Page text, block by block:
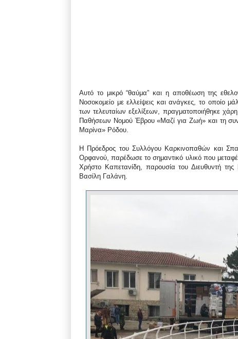
Αυτό το μικρό “θαύμα” και η αποθέωση της
Νοσοκομείο με ελλείψεις και ανάγκες, το οποίο
των τελευταίων εξελίξεων, πραγματοποιήθηκε
Παθήσεων Νομού Έβρου «Μαζί για Ζωή» και τη
Μαρίνα» Ρόδου.
Η Πρόεδρος του Συλλόγου Καρκινοπαθών και
Ορφανού, παρέδωσε το σημαντικό υλικό που
Χρήστο Καπετανίδη, παρουσία του Διευθυντή της
Βασίλη Γαλάνη.